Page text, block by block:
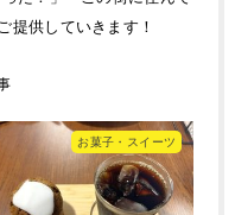
提供していきます！
お菓子・スイーツ